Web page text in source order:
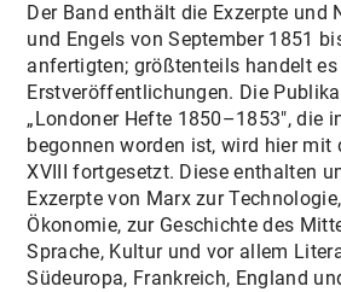
Der Band enthält die Exzerpte und
und Engels von September 1851
anfertigten; größtenteils handelt
Erstveröffentlichungen. Die
„Londoner Hefte 1850–1853", die
begonnen worden ist, wird hier mit
XVIII fortgesetzt. Diese enthalten
Exzerpte von Marx zur
Ökonomie, zur Geschichte des
Sprache, Kultur und vor allem
Südeuropa, Frankreich, England